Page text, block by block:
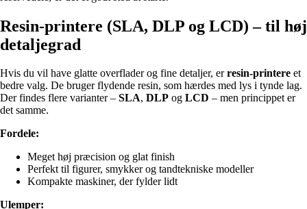
Resin-printere (SLA, DLP og LCD) – til høj
detaljegrad
Hvis du vil have glatte overflader og fine detaljer, erresin-printere et
bedre valg. De bruger flydende resin, som hærdes med lys i tynde lag.
Der findes flere varianter – SLA, DLP og LCD – men princippet er
det samme.
Fordele:
Meget høj præcision og glat finish
Perfekt til figurer, smykker og tandtekniske modeller
Kompakte maskiner, der fylder lidt
Ulemper: